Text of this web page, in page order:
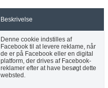
Beskrivelse
Denne cookie indstilles af
Facebook til at levere reklame, når
de er på Facebook eller en digital
platform, der drives af Facebook-
reklamer efter at have besøgt dette
websted.